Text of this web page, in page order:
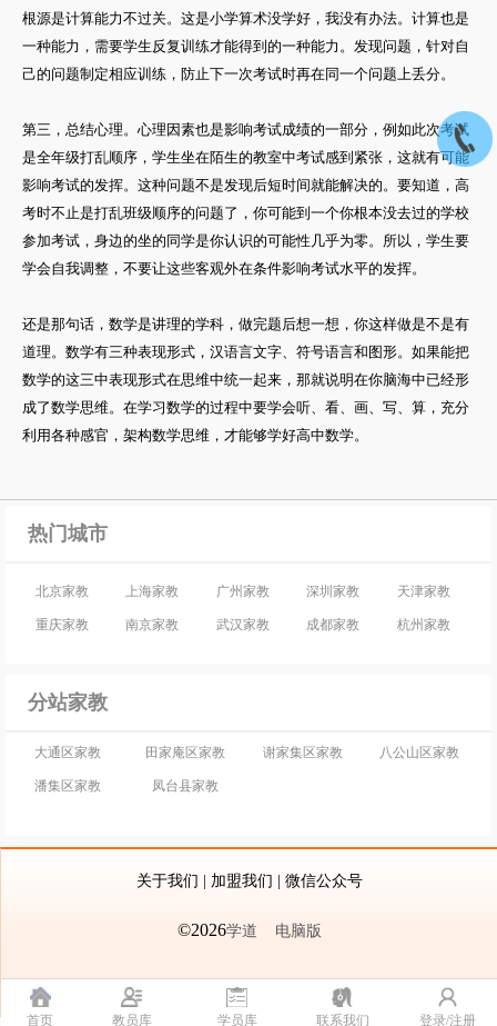
根源是计算能力不过关。这是小学算术没学好，我没有办法。计算也是
一种能力，需要学生反复训练才能得到的一种能力。发现问题，针对自
己的问题制定相应训练，防止下一次考试时再在同一个问题上丢分。
第三，总结心理。心理因素也是影响考试成绩的一部分，例如此次考试
是全年级打乱顺序，学生坐在陌生的教室中考试感到紧张，这就有可能
影响考试的发挥。这种问题不是发现后短时间就能解决的。要知道，高
考时不止是打乱班级顺序的问题了，你可能到一个你根本没去过的学校
参加考试，身边的坐的同学是你认识的可能性几乎为零。所以，学生要
学会自我调整，不要让这些客观外在条件影响考试水平的发挥。
还是那句话，数学是讲理的学科，做完题后想一想，你这样做是不是有
道理。数学有三种表现形式，汉语言文字、符号语言和图形。如果能把
数学的这三中表现形式在思维中统一起来，那就说明在你脑海中已经形
成了数学思维。在学习数学的过程中要学会听、看、画、写、算，充分
利用各种感官，架构数学思维，才能够学好高中数学。
热门城市
北京家教 上海家教 广州家教 深圳家教 天津家教
重庆家教 南京家教 武汉家教 成都家教 杭州家教
分站家教
大通区家教 田家庵区家教 谢家集区家教 八公山区家教
潘集区家教 凤台县家教
关于我们 加盟我们 微信公众号
©2026学道 电脑版
首页 教员库 学员库 联系我们 登录/注册